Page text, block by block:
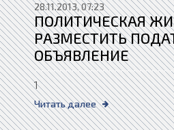
28.11.2013, 07:23
ПОЛИТИЧЕСКАЯ
РАЗМЕСТИТЬ
ОБЪЯВЛЕНИЕ
1
Читать далее